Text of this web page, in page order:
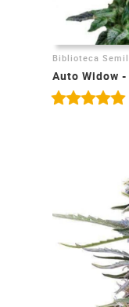
Biblioteca
Auto Widow